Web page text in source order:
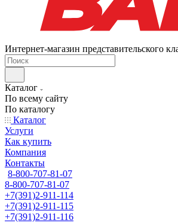
Интернет-магазин представительского
Каталог
По всему сайту
По каталогу
Каталог
Услуги
Как купить
Компания
Контакты
8-800-707-81-07
8-800-707-81-07
+7(391)2-911-114
+7(391)2-911-115
+7(391)2-911-116